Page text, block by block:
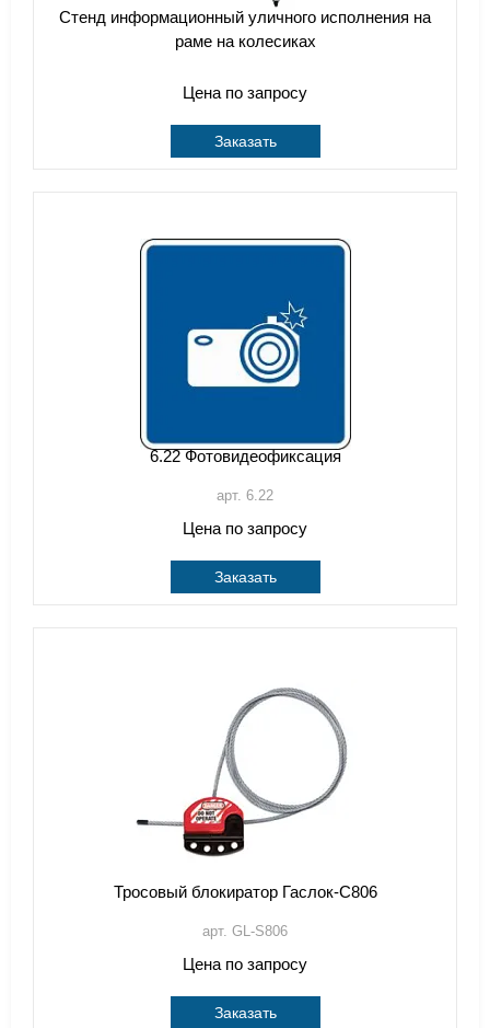
Стенд информационный уличного исполнения на
раме на колесиках
Цена по запросу
Заказать
6.22 Фотовидеофиксация
арт. 6.22
Цена по запросу
Заказать
Тросовый блокиратор Гаслок-С806
арт. GL-S806
Цена по запросу
Заказать